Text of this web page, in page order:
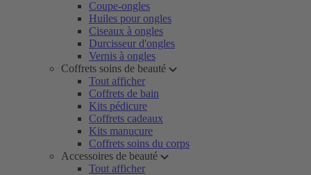
Coupe-ongles
Huiles pour ongles
Ciseaux à ongles
Durcisseur d'ongles
Vernis à ongles
Coffrets soins de beauté
Tout afficher
Coffrets de bain
Kits pédicure
Coffrets cadeaux
Kits manucure
Coffrets soins du corps
Accessoires de beauté
Tout afficher